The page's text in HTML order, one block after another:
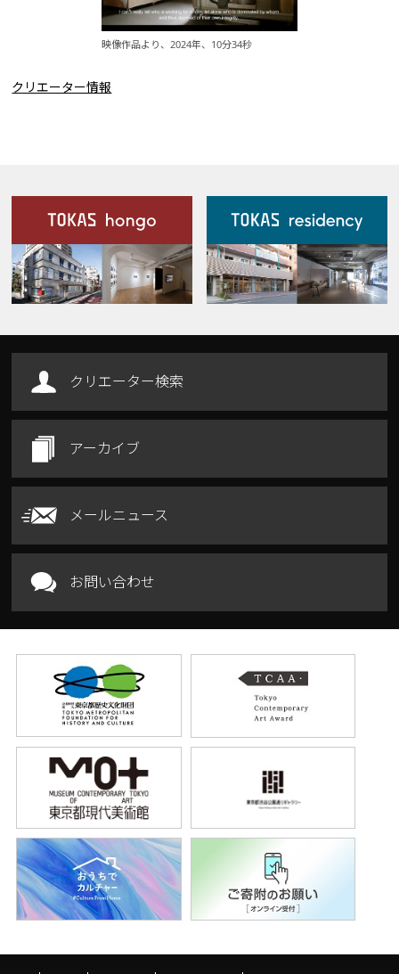
映像作品より、2024年、10分34秒
クリエーター情報
施設案内
Our Facilities
クリエーター検索
アーカイブ
メールニュース
お問い合わせ